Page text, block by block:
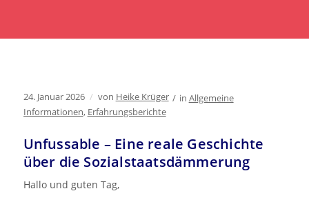
24. Januar 2026 / von Heike Krüger / in Allgemeine
Informationen, Erfahrungsberichte
Unfussable – Eine reale Geschichte
über die Sozialstaatsdämmerung
Hallo und guten Tag,